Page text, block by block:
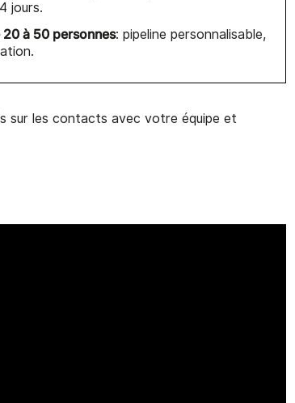
jours.
à 50 personnes: pipeline personnalisable,
sur les contacts avec votre équipe et